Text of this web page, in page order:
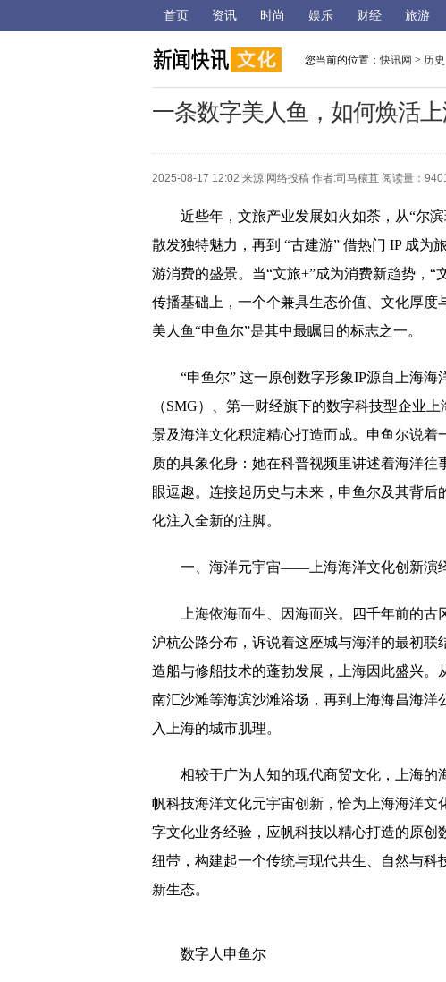
首页 资讯 时尚 娱乐 财经 旅游
您当前的位置：快讯网 > 历史
一条数字美人鱼，如何焕活
2025-08-17 12:02 来源:网络投稿 作者:司马穰苴 阅读量：
近些年，文旅产业发展如火如荼，从“尔
散发独特魅力，再到 “古建游” 借热门 IP 成为
游消费的盛景。当“文旅+”成为消费新趋势，
传播基础上，一个个兼具生态价值、文化厚度
美人鱼“申鱼尔”是其中最瞩目的标志之一。
“申鱼尔” 这一原创数字形象IP源自上海
（SMG）、第一财经旗下的数字科技型企业
景及海洋文化积淀精心打造而成。申鱼尔说
质的具象化身：她在科普视频里讲述着海洋
眼逗趣。连接起历史与未来，申鱼尔及其背
化注入全新的注脚。
一、海洋元宇宙——上海海洋文化创新演
上海依海而生、因海而兴。四千年前的
沪杭公路分布，诉说着这座城与海洋的最初联
造船与修船技术的蓬勃发展，上海因此盛兴。
南汇沙滩等海滨沙滩浴场，再到上海海昌海
入上海的城市肌理。
相较于广为人知的现代商贸文化，上海
帆科技海洋文化元宇宙创新，恰为上海海洋
字文化业务经验，应帆科技以精心打造的原
纽带，构建起一个传统与现代共生、自然与
新生态。
数字人申鱼尔